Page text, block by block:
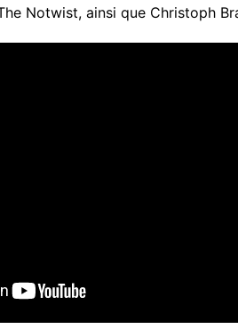
Notwist, ainsi que Christoph